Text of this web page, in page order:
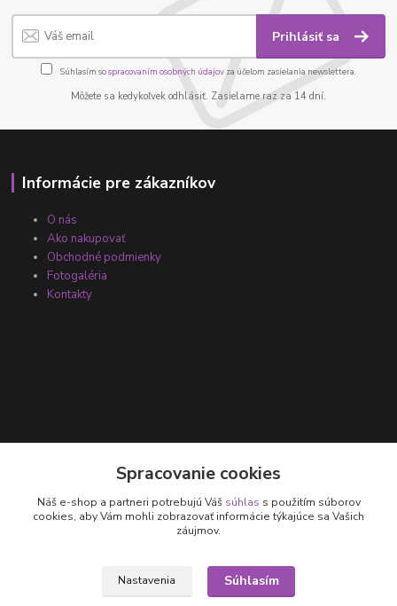
Prihlásiť sa
Súhlasím sospracovaním osobných údajov za účelom zasielania newslettera.
Môžete sa kedykoľvek odhlásiť. Zasielame raz za 14 dní.
Informácie pre zákazníkov
O nás
Ako nakupovať
Obchodné podmienky
Fotogaléria
Kontakty
+421 905 531 251
Spracovanie cookies
Náš e-shop a partneri potrebujú Váš súhlas s použitím súborov
cookies, aby Vám mohli zobrazovať informácie týkajúce sa Vašich
záujmov.
Nastavenia Súhlasím